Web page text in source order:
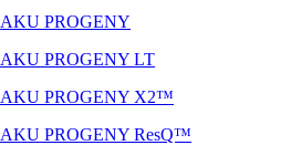
PROGENY
PROGENY LT
PROGENY X2™
PROGENY ResQ™